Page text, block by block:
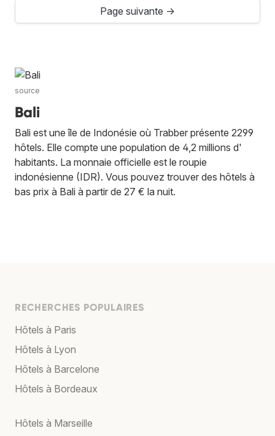
Page suivante →
source
Bali
Bali est une île de Indonésie où Trabber présente 2299
hôtels. Elle compte une population de 4,2 millions d'
habitants. La monnaie officielle est le roupie
indonésienne (IDR). Vous pouvez trouver des hôtels à
bas prix à Bali à partir de 27 € la nuit.
RECHERCHES POPULAIRES
Hôtels à Paris
Hôtels à Lyon
Hôtels à Barcelone
Hôtels à Bordeaux
Hôtels à Marseille